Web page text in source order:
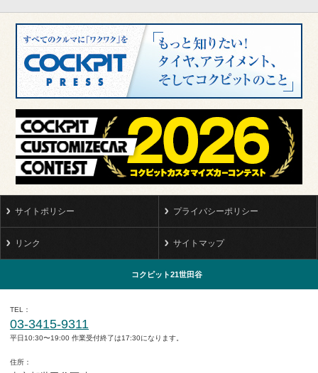
サイトポリシー プライバシーポリシー
リンク サイトマップ
コクピット21世田谷
TEL
03-3415-9311
平日10:30〜19:00 作業受付終了は17:30になります。
住所